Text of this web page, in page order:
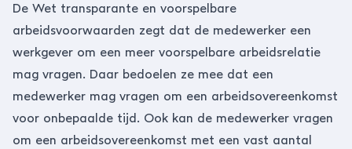
De Wet transparante en voorspelbare
arbeidsvoorwaarden zegt dat de medewerker een
werkgever om een meer voorspelbare arbeidsrelatie
mag vragen. Daar bedoelen ze mee dat een
medewerker mag vragen om een arbeidsovereenkomst
voor onbepaalde tijd. Ook kan de medewerker vragen
om een arbeidsovereenkomst met een vast aantal